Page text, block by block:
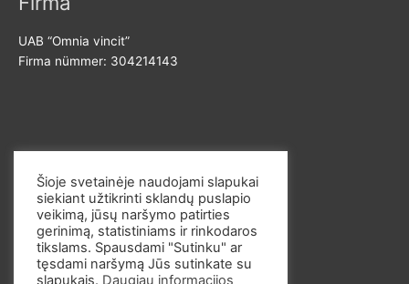
UAB “Omnia vincit”
Firma nümmer: 304214143
E-post: info@omvi.lt
Telefoninumber: +37062033145
Šioje svetainėje naudojami slapukai
siekiant užtikrinti sklandų puslapio
veikimą, jūsų naršymo patirties
gerinimą, statistiniams ir rinkodaros
tikslams. Spausdami "Sutinku" ar
tęsdami naršymą Jūs sutinkate su
slapukais. Daugiau informacijos